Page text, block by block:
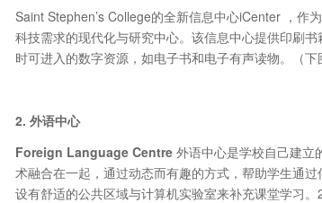
Saint Stephen’s College的全新信息中心iCenter ，作
科技需求的现代化与研究中心。该信息中心提供印刷
时可进入的数字资源，如电子书和电子有声读物。（下
2. 外语中心
Foreign Language Centre 外语中心是学校自己建立
术融合在一起，通过动态而有趣的方式，帮助学生通
设有舒适的公共区域与计算机实验室来补充课堂学习